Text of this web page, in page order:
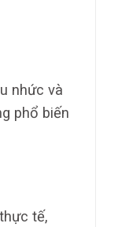
nhức và
phổ biến
tế,